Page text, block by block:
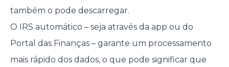
também o pode descarregar.
O IRS automático – seja através da app ou do
Portal das Finanças – garante um processamento
mais rápido dos dados, o que pode significar que